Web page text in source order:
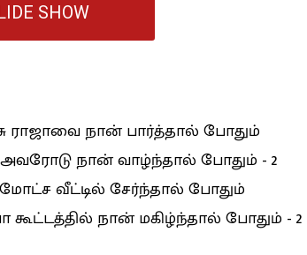
SHOW
ராஜாவை நான் பார்த்தால் போதும்
நான் வாழ்ந்தால் போதும் - 2
மோட்ச வீட்டில் சேர்ந்தால் போதும்
நான் மகிழ்ந்தால் போதும் - 2